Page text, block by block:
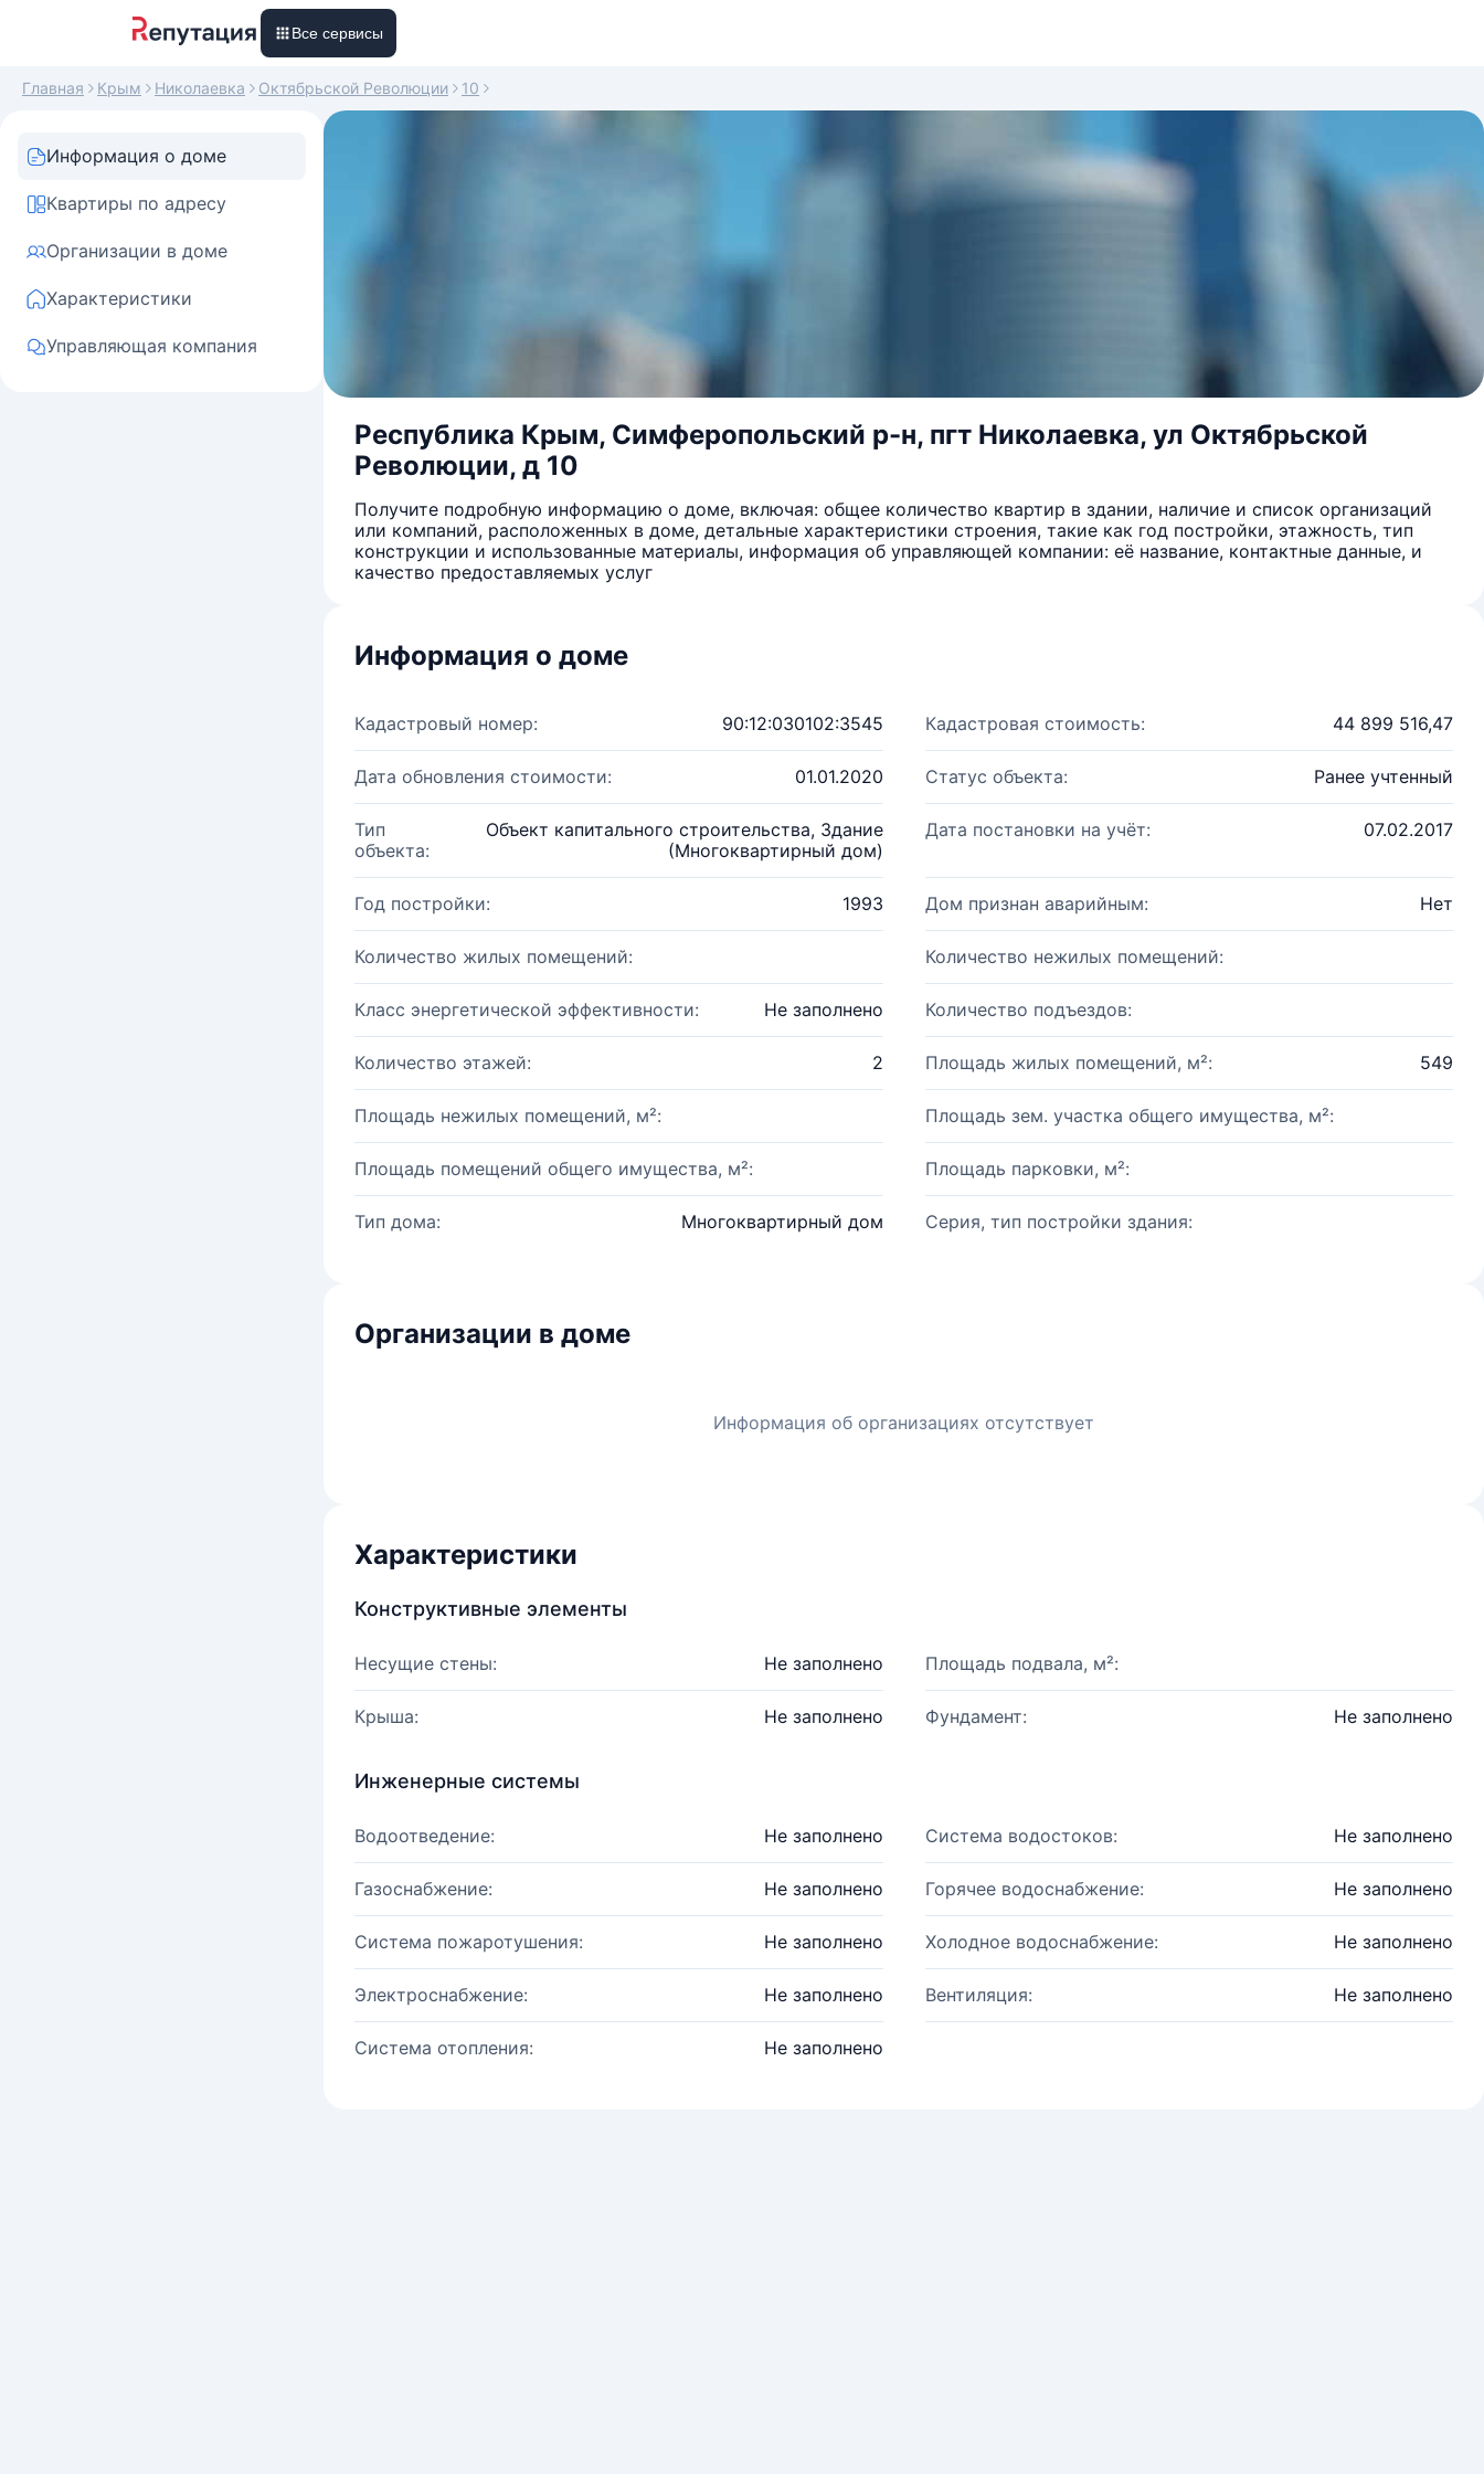
Все сервисы
Главная Крым Николаевка Октябрьской Революции 10
Информация о доме
Квартиры по адресу
Организации в доме
Характеристики
Управляющая компания
Республика Крым, Симферопольский р-н, пгт Николаевка, ул Октябрьской
Революции, д 10
Получите подробную информацию о доме, включая: общее количество квартир в здании, наличие и список организаций
или компаний, расположенных в доме, детальные характеристики строения, такие как год постройки, этажность, тип
конструкции и использованные материалы, информация об управляющей компании: её название, контактные данные, и
качество предоставляемых услуг
Информация о доме
Кадастровый номер: 90:12:030102:3545 Кадастровая стоимость: 44 899 516,47
Дата обновления стоимости: 01.01.2020 Статус объекта: Ранее учтенный
Тип
объекта:
Объект капитального строительства, Здание
(Многоквартирный дом)
Дата постановки на учёт: 07.02.2017
Год постройки: 1993 Дом признан аварийным: Нет
Количество жилых помещений: Количество нежилых помещений:
Класс энергетической эффективности: Не заполнено Количество подъездов:
Количество этажей: 2 Площадь жилых помещений, м²: 549
Площадь нежилых помещений, м²: Площадь зем. участка общего имущества, м²:
Площадь помещений общего имущества, м²: Площадь парковки, м²:
Тип дома: Многоквартирный дом Серия, тип постройки здания:
Организации в доме
Информация об организациях отсутствует
Характеристики
Конструктивные элементы
Несущие стены: Не заполнено Площадь подвала, м²:
Крыша: Не заполнено Фундамент: Не заполнено
Инженерные системы
Водоотведение: Не заполнено Система водостоков: Не заполнено
Газоснабжение: Не заполнено Горячее водоснабжение: Не заполнено
Система пожаротушения: Не заполнено Холодное водоснабжение: Не заполнено
Электроснабжение: Не заполнено Вентиляция: Не заполнено
Система отопления: Не заполнено